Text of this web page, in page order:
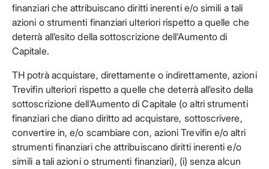
finanziari che attribuiscano diritti inerenti e/o simili a tali
azioni o strumenti finanziari ulteriori rispetto a quelle che
deterrà all’esito della sottoscrizione dell’Aumento di
Capitale.
TH potrà acquistare, direttamente o indirettamente, azioni
Trevifin ulteriori rispetto a quelle che deterrà all’esito della
sottoscrizione dell’Aumento di Capitale (o altri strumenti
finanziari che diano diritto ad acquistare, sottoscrivere,
convertire in, e/o scambiare con, azioni Trevifin e/o altri
strumenti finanziari che attribuiscano diritti inerenti e/o
simili a tali azioni o strumenti finanziari), (i) senza alcun